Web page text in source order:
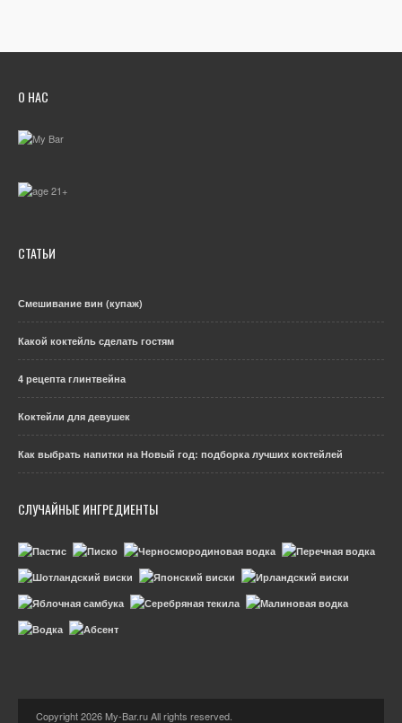
О НАС
СТАТЬИ
Смешивание вин (купаж)
Какой коктейль сделать гостям
4 рецепта глинтвейна
Коктейли для девушек
Как выбрать напитки на Новый год: подборка лучших коктейлей
СЛУЧАЙНЫЕ ИНГРЕДИЕНТЫ
Copyright 2026 My-Bar.ru All rights reserved.